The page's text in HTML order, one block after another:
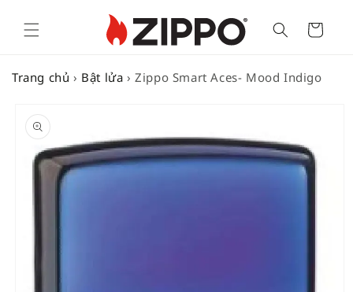
Cart
Trang chủ › Bật lửa ›Zippo Smart Aces- Mood Indigo
PRODUCT
INFORMATION